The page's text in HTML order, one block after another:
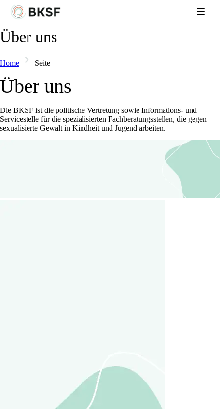
Über uns
Home Seite
Über uns​
Die BKSF ist die politische Vertretung sowie Informations- und
Servicestelle für die spezialisierten Fachberatungsstellen, die gegen
sexualisierte Gewalt in Kindheit und Jugend arbeiten.